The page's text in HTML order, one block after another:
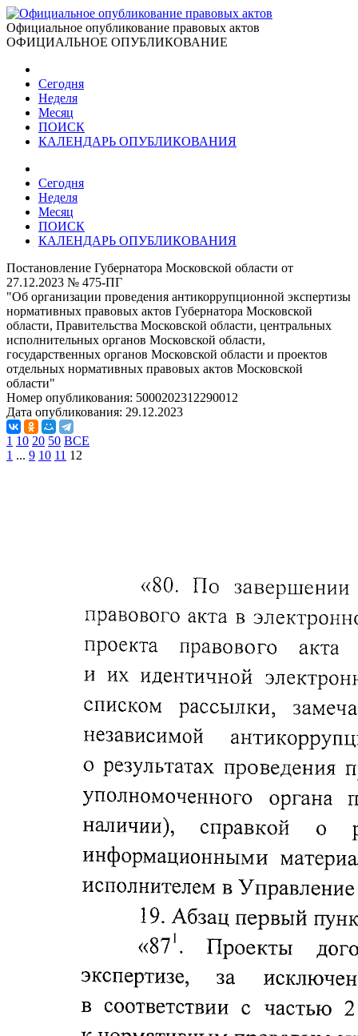
Официальное опубликование правовых актов
ОФИЦИАЛЬНОЕ ОПУБЛИКОВАНИЕ
Сегодня
Неделя
Месяц
ПОИСК
КАЛЕНДАРЬ ОПУБЛИКОВАНИЯ
Сегодня
Неделя
Месяц
ПОИСК
КАЛЕНДАРЬ ОПУБЛИКОВАНИЯ
Постановление Губернатора Московской области от
27.12.2023 № 475-ПГ
"Об организации проведения антикоррупционной экспертизы
нормативных правовых актов Губернатора Московской
области, Правительства Московской области, центральных
исполнительных органов Московской области,
государственных органов Московской области и проектов
отдельных нормативных правовых актов Московской
области"
Номер опубликования: 5000202312290012
Дата опубликования: 29.12.2023
1 10 20 50 ВСЕ
1 ... 9 10 11 12